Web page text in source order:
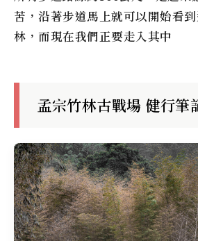
苦，沿著步道馬上就可以開始看
林，而現在我們正要走入其中
孟宗竹林古戰場 健行筆